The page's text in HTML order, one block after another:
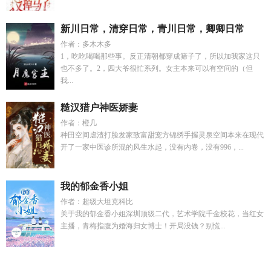
新川日常，清穿日常，青川日常，卿卿日常
作者：多木木多
1，吃吃喝喝那些事。反正清朝都穿成筛子了，所以加我家这只
也不多了。2，四大爷很忙系列。女主本来可以有空间的（但
我...
糙汉猎户神医娇妻
作者：橙几
种田空间虐渣打脸发家致富甜宠方锦绣手握灵泉空间本来在现代
开了一家中医诊所混的风生水起，没有内卷，没有996，...
我的郁金香小姐
作者：超级大坦克科比
关于我的郁金香小姐深圳顶级二代，艺术学院千金校花，当红女
主播，青梅指腹为婚海归女博士！开局没钱？别慌...